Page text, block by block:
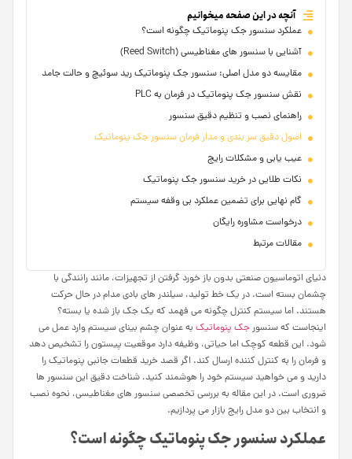
آنچه در این صفحه میخوانیم
عملکرد سنسور جک پنوماتیک چگونه است؟
آشنایی با سنسور های مغناطیسی (Reed Switch)
مقایسه دو مدل اصلی: سنسور جک پنوماتیک رید سوئیچ و حالت جامد
نقش سنسور جک پنوماتیک در فرمان به PLC
راهنمای نصب و تنظیم دقیق سنسور
اصول دقیق سر بندی و مدار فرمان سنسور جک پنوماتیک
عیب یابی و مشکلات رایج
نکات طلایی در خرید سنسور جک پنوماتیک
گام نهایی برای تضمین عملکرد بی‌ وقفه سیستم
درخواست مشاوره رایگان
مقالات مرتبط
دنیای اتوماسیون صنعتی بدون باز خورد گرفتن از تجهیزات، مانند رانندگی با
چشمان بسته است. در یک خط تولید، سیلندر های بادی مدام در حال حرکت
هستند. اما سیستم کنترل چگونه می فهمد که یک جک باز شده یا بسته؟
اینجاست که سنسورجک پنوماتیک به عنوان چشم بینای سیستم وارد عمل می
شود. این قطعه کوچک اما حیاتی، وظیفه دارد موقعیت پیستون را تشخیص دهد
و فرمان را به کنترل کننده ارسال کند. اگر قصد خرید قطعات جانبی پنوماتیک را
دارید و می خواهید سیستم خود را هوشمند کنید، شناخت دقیق این سنسور ها
ضروری است. در این مقاله به بررسی تخصصی سنسور های مغناطیسی، نحوه نصب
و انتخاب بین دو مدل رایج بازار می پردازیم.
عملکرد سنسور جک پنوماتیک چگونه است؟